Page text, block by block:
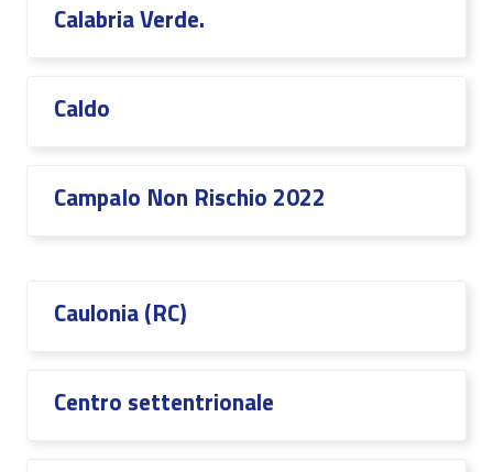
Calabria Verde.
Caldo
CampaIo Non Rischio 2022
Caulonia (RC)
Centro settentrionale